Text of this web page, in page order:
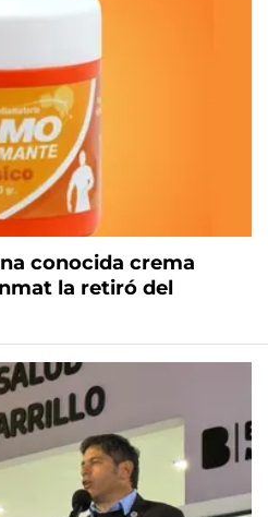
conocida crema
la retiró del